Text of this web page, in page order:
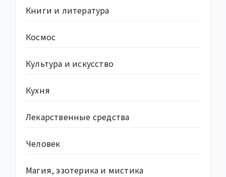
Книги и литература
Космос
Культура и искусство
Кухня
Лекарственные средства
Человек
Магия, эзотерика и мистика